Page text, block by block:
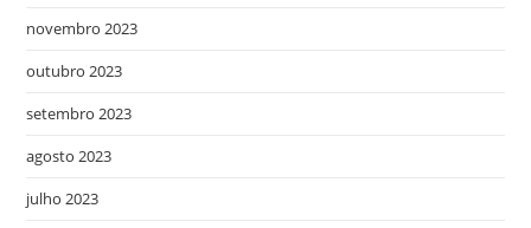
novembro 2023
outubro 2023
setembro 2023
agosto 2023
julho 2023